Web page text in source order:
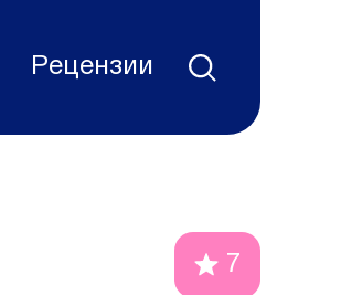
Рецензии
7